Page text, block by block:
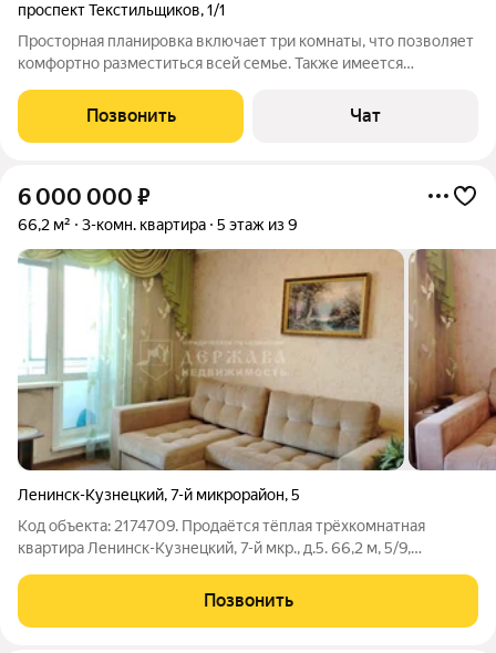
проспект Текстильщиков,1/1
Просторная планировка включает три комнаты, что позволяет
комфортно разместиться всей семье. Также имеется
чашечкой кофе утром или почитать книгу вечером после
рабочего дня. Косметический ремонт
Позвонить Чат
6 000 000 ₽
66,2 м² 3-комн. квартира 5 этаж из 9
Ленинск-Кузнецкий,7-й микрорайон,5
Код объекта: 2174709. Продаётся тёплая трёхкомнатная
квартира Ленинск-Кузнецкий, 7-й мкр., д.5. 66,2 м, 5/9,
раздельный с/у, балкон, кухня 9 м. Свежий косметический
Позвонить